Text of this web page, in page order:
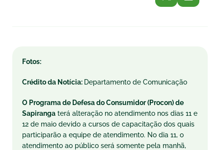
Fotos:
Crédito da Notícia: Departamento de Comunicação
O Programa de Defesa do Consumidor (Procon) de
Sapiranga terá alteração no atendimento nos dias 11 e
12 de maio devido a cursos de capacitação dos quais
participarão a equipe de atendimento. No dia 11, o
atendimento ao público será somente pela manhã,